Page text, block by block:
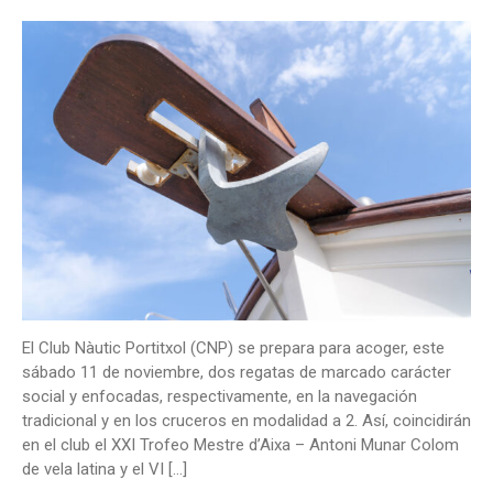
El Club Nàutic Portitxol (CNP) se prepara para acoger, este
sábado 11 de noviembre, dos regatas de marcado carácter
social y enfocadas, respectivamente, en la navegación
tradicional y en los cruceros en modalidad a 2. Así, coincidirán
en el club el XXI Trofeo Mestre d’Aixa – Antoni Munar Colom
de vela latina y el VI […]